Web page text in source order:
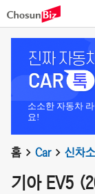
소소한 자동차
요!
홈 Car 신차
기아 EV5